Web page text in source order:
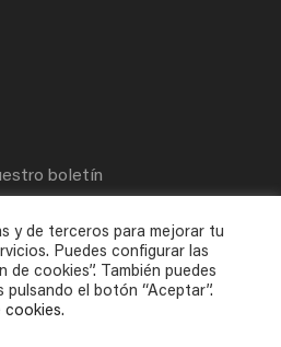
boletín
y de terceros para mejorar tu
Puedes configurar las
de cookies”. También puedes
el botón “Aceptar”.
cookies.